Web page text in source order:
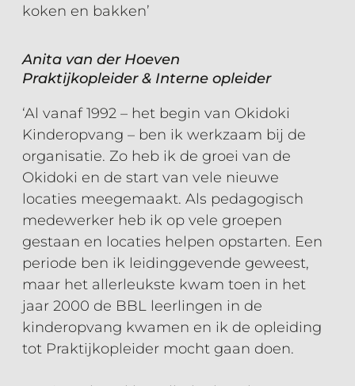
koken en bakken’
Anita van der Hoeven
Praktijkopleider & Interne opleider
‘Al vanaf 1992 – het begin van Okidoki
Kinderopvang – ben ik werkzaam bij de
organisatie. Zo heb ik de groei van de
Okidoki en de start van vele nieuwe
locaties meegemaakt. Als pedagogisch
medewerker heb ik op vele groepen
gestaan en locaties helpen opstarten. Een
periode ben ik leidinggevende geweest,
maar het allerleukste kwam toen in het
jaar 2000 de BBL leerlingen in de
kinderopvang kwamen en ik de opleiding
tot Praktijkopleider mocht gaan doen.